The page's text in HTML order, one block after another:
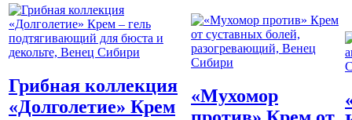
Грибная коллекция
«Долголетие» Крем
«Мухомор